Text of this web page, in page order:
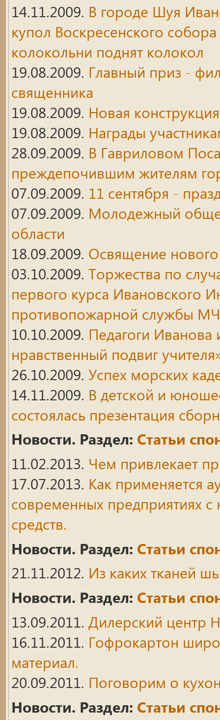
14.11.2009. В городе Шуя
купол Воскресенского
колокольни поднят колокол
19.08.2009. Главный приз -
священника
19.08.2009. Новая
19.08.2009. Награды
28.09.2009. В Гавриловом
преждепочившим жителям
07.09.2009. 11 сентября -
07.09.2009. Молодежный
области
18.09.2009. Освящение
03.10.2009. Торжества по
первого курса Ивановского
противопожарной службы
10.10.2009. Педагоги
нравственный подвиг
26.10.2009. Успех морских
14.11.2009. В детской и
состоялась презентация
Новости. Раздел: Статьи
11.02.2013. Чем привлекает
17.07.2013. Как применяется
современных предприятиях
средств.
Новости. Раздел: Статьи
21.11.2012. Из каких тканей
Новости. Раздел: Статьи
13.09.2011. Дилерский центр
16.11.2011. Гофрокартон
материал.
20.09.2011. Поговорим о
Новости. Раздел: Статьи